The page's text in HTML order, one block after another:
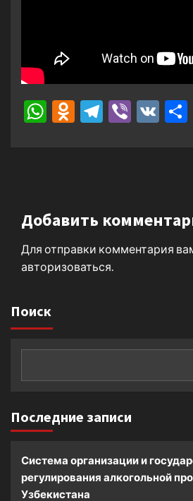
WhatsApp
Telegram
Viber
VK
Добавить
Для отправки комментария
авторизоваться
Поиск
Последние записи
Система организации и
регулирования алкогольной
Узбекистана